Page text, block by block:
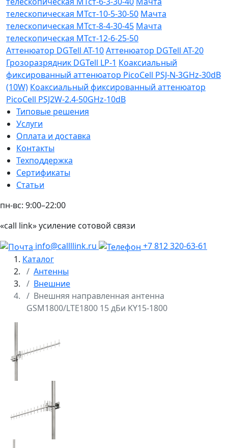
телескопическая МТст-10-5-30-50 Мачта
телескопическая МТст-8-4-30-45 Мачта
телескопическая МТст-12-6-25-50
Аттенюатор DGTell AT-10Аттенюатор DGTell AT-20
Грозоразрядник DGTell LP-1 Коаксиальный
фиксированный аттенюатор PicoCell PSJ-N-3GHz-30dB
(10W) Коаксиальный фиксированный аттенюатор
PicoCell PSJ2W-2.4-50GHz-10dB
Типовые решения
Услуги
Оплата и доставка
Контакты
Техподдержка
Сертификаты
Статьи
пн-вс: 9:00–22:00
«call link» усиление сотовой связи
info@callllink.ru
+7 812 320-63-61
Каталог
Антенны
Внешние
Внешняя направленная антенна
GSM1800/LTE1800 15 дБи KY15-1800